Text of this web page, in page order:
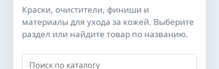
Краски, очистители, финиши и
материалы для ухода за кожей. Выберите
раздел или найдите товар по названию.